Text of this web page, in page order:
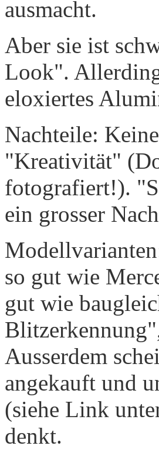
ausmacht.
Aber sie ist
Look".
eloxiertes
Nachteile:
"Kreativität"
fotografiert!).
ein grosser
so gut wie
gut wie
Ausserdem
angekauft und
(siehe Link
denkt.